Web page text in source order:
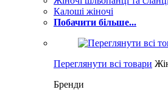
Калоші жіночі
Побачити більше...
Переглянути всі товари
Бренди